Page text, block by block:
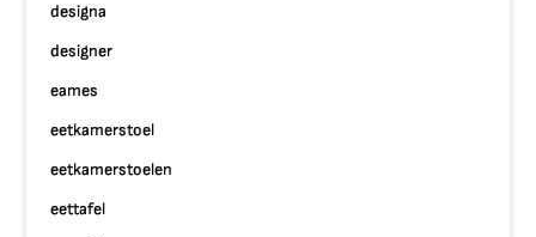
designa
designer
eames
eetkamerstoel
eetkamerstoelen
eettafel